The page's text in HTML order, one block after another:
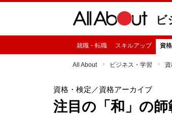
ビ
就職・転職 スキルアップ 資
All About ビジネス・学習
資格・検定 ／資格アーカイブ
注目の「和」の